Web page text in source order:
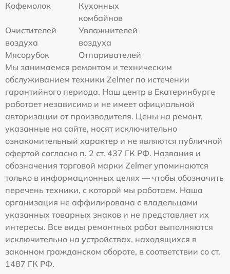
Кофемолок
Кухонных
комбайнов
Очистителей
воздуха
Увлажнителей
воздуха
Мясорубок
Отпаривателей
Мы занимаемся ремонтом и техническим
обслуживанием техники Zelmer по истечении
гарантийного периода. Наш центр в Екатеринбурге
работает независимо и не имеет официальной
авторизации от производителя. Цены на ремонт,
указанные на сайте, носят исключительно
ознакомительный характер и не являются публичной
офертой согласно п. 2 ст. 437 ГК РФ. Названия и
обозначения торговой марки Zelmer упоминаются
только в информационных целях — чтобы обозначить
перечень техники, с которой мы работаем. Наша
организация не аффилирована с владельцами
указанных товарных знаков и не представляет их
интересы. Все виды ремонтных работ выполняются
исключительно на устройствах, находящихся в
законном гражданском обороте, в соответствии со ст.
1487 ГК РФ.